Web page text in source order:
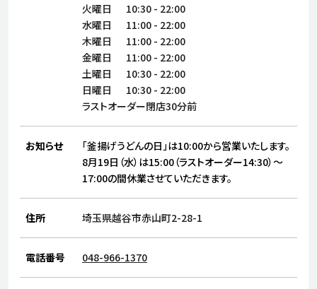
株主・投資家情報
サステナビリティ
ブランド
店舗検索
店舗一覧
採用情報
よくある質問・お問い合わせ
火曜日
10:30 - 22:00
水曜日
11:00 - 22:00
木曜日
11:00 - 22:00
金曜日
11:00 - 22:00
土曜日
10:30 - 22:00
日曜日
10:30 - 22:00
ラストオーダー閉店30分前
お知らせ
「釜揚げうどんの日」は10:00から営業いたします。
8月19日（水）は15:00（ラストオーダー14:30）～
17:00の間休業させていただきます。
住所 埼玉県越谷市赤山町2-28-1
電話番号 048-966-1370